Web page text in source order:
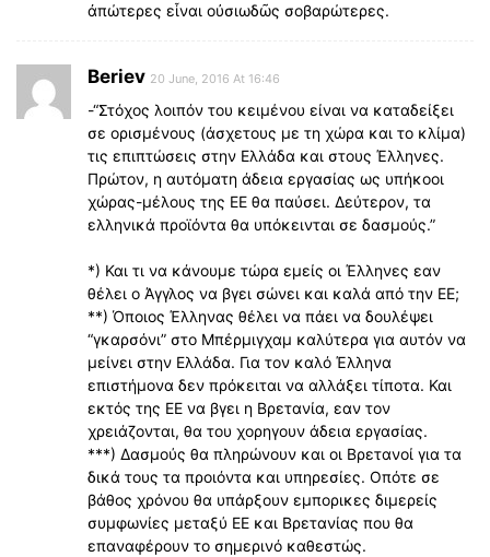
ἀπώτερες εἶναι οὐσιωδῶς σοβαρώτερες.
Beriev 20 June, 2016 At 16:46
-“Στόχος λοιπόν του κειμένου είναι να καταδείξει
σε ορισμένους (άσχετους με τη χώρα και το κλίμα)
τις επιπτώσεις στην Ελλάδα και στους Έλληνες.
Πρώτον, η αυτόματη άδεια εργασίας ως υπήκοοι
χώρας-μέλους της ΕΕ θα παύσει. Δεύτερον, τα
ελληνικά προϊόντα θα υπόκεινται σε δασμούς.”
*) Και τι να κάνουμε τώρα εμείς οι Έλληνες εαν
θέλει ο Άγγλος να βγει σώνει και καλά από την ΕΕ;
**) Όποιος Έλληνας θέλει να πάει να δουλέψει
“γκαρσόνι” στο Μπέρμιγχαμ καλύτερα για αυτόν να
μείνει στην Ελλάδα. Για τον καλό Έλληνα
επιστήμονα δεν πρόκειται να αλλάξει τίποτα. Και
εκτός της ΕΕ να βγει η Βρετανία, εαν τον
χρειάζονται, θα του χορηγουν άδεια εργασίας.
***) Δασμούς θα πληρώνουν και οι Βρετανοί για τα
δικά τους τα προιόντα και υπηρεσίες. Οπότε σε
βάθος χρόνου θα υπάρξουν εμπορικες διμερείς
συμφωνίες μεταξύ ΕΕ και Βρετανίας που θα
επαναφέρουν το σημερινό καθεστώς.